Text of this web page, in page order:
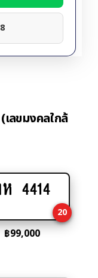
ลขมงคลใกล้
Add
cart
4414
20
฿99,000